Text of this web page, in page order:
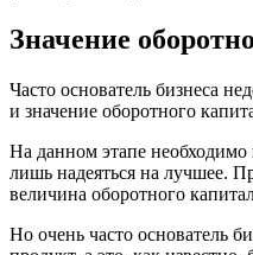
Значение
Часто основатель бизнеса
и значение оборотного
На данном этапе необходимо
лишь надеяться на лучшее.
величина оборотного
Но очень часто основатель